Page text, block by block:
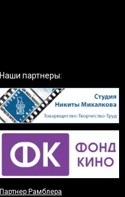
Наши партнеры:
Партнер Рамблера